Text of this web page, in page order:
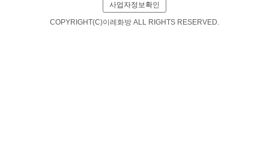
사업자정보확인
COPYRIGHT(C)이레화방 ALL RIGHTS RESERVED.